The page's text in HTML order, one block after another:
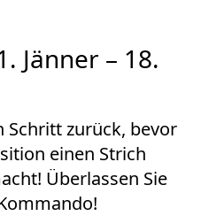
Jänner – 18.
Schritt zurück, bevor
einen Strich
Überlassen Sie